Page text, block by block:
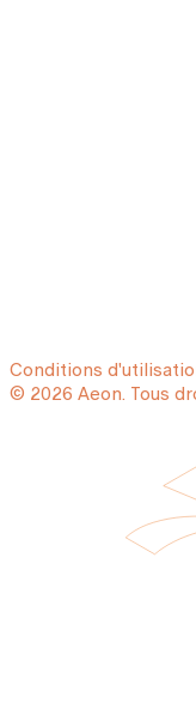
Conditions
© 2026 Aeon. Tous